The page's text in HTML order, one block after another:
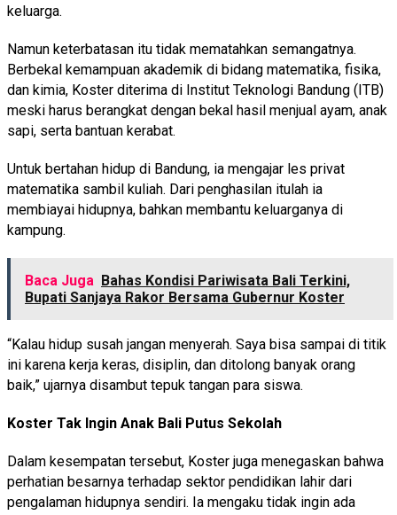
keluarga.
Namun keterbatasan itu tidak mematahkan semangatnya.
Berbekal kemampuan akademik di bidang matematika, fisika,
dan kimia, Koster diterima di Institut Teknologi Bandung (ITB)
meski harus berangkat dengan bekal hasil menjual ayam, anak
sapi, serta bantuan kerabat.
Untuk bertahan hidup di Bandung, ia mengajar les privat
matematika sambil kuliah. Dari penghasilan itulah ia
membiayai hidupnya, bahkan membantu keluarganya di
kampung.
Baca Juga Bahas Kondisi Pariwisata Bali Terkini,
Bupati Sanjaya Rakor Bersama Gubernur Koster
“Kalau hidup susah jangan menyerah. Saya bisa sampai di titik
ini karena kerja keras, disiplin, dan ditolong banyak orang
baik,” ujarnya disambut tepuk tangan para siswa.
Koster Tak Ingin Anak Bali Putus Sekolah
Dalam kesempatan tersebut, Koster juga menegaskan bahwa
perhatian besarnya terhadap sektor pendidikan lahir dari
pengalaman hidupnya sendiri. Ia mengaku tidak ingin ada